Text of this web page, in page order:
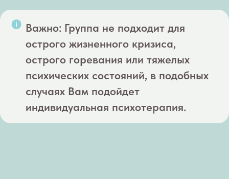
Важно: Группа не подходит для
острого жизненного кризиса,
острого горевания или тяжелых
психических состояний, в подобных
случаях Вам подойдет
индивидуальная психотерапия.